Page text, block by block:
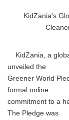
KidZania's
Cleaner,
KidZania, a
unveiled the
Greener World
formal online
commitment to a
The Pledge was